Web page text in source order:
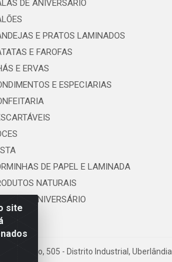
site
DE ANIVERSÁRIO
E PRATOS LAMINADOS
E FAROFAS
E ERVAS
E ESPECIARIAS
DE PAPEL E LAMINADA
NATURAIS
DE ANIVERSÁRIO
Mariano, 505 - Distrito Industrial,